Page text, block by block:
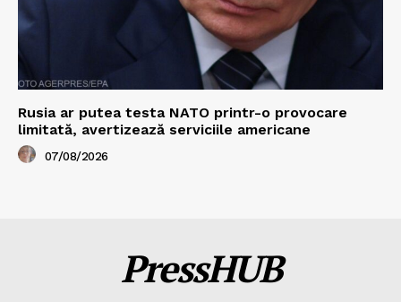
Rusia ar putea testa NATO printr-o provocare
limitată, avertizează serviciile americane
07/08/2026
PressHUB